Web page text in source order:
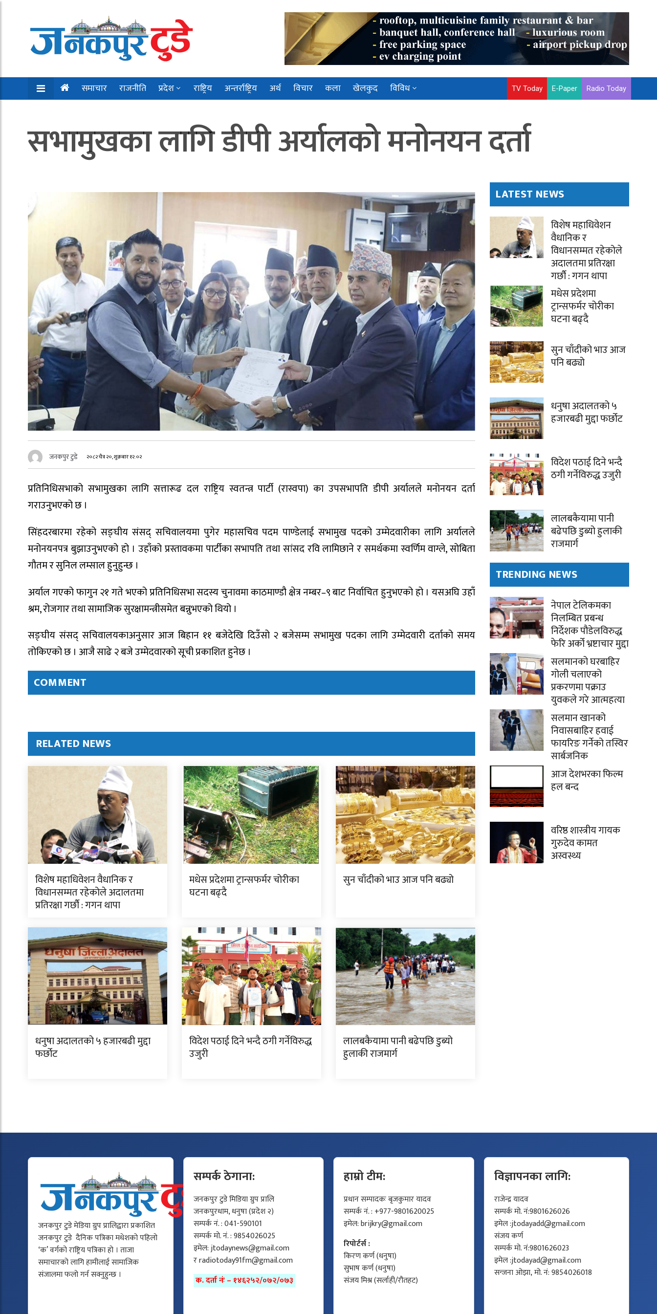
समाचार राजनीति प्रदेश राष्ट्रिय अन्तर्राष्ट्रिय अर्थ विचार कला खेलकुद विविध TV Today E-Paper Radio Today
सभामुखका लागि डीपी अर्यालको मनोनयन दर्ता
जनकपुर टुडे २०८२ चैत्र २०, शुक्रबार १२:०२
प्रतिनिधिसभाको सभामुखका लागि सत्तारूढ दल राष्ट्रिय स्वतन्त्र पार्टी (रास्वपा) का उपसभापति डीपी अर्यालले मनोनयन दर्ता
गराउनुभएको छ ।
सिंहदरबारमा रहेको सङ्घीय संसद् सचिवालयमा पुगेर महासचिव पदम पाण्डेलाई सभामुख पदको उम्मेदवारीका लागि अर्यालले
मनोनयनपत्र बुझाउनुभएको हो । उहाँको प्रस्तावकमा पार्टीका सभापति तथा सांसद रवि लामिछाने र समर्थकमा स्वर्णिम वाग्ले, सोबिता
गौतम र सुनिल लम्साल हुनुहुन्छ ।
अर्याल गएको फागुन २१ गते भएको प्रतिनिधिसभा सदस्य चुनावमा काठमाण्डौ क्षेत्र नम्बर–९ बाट निर्वाचित हुनुभएको हो । यसअघि उहाँ
श्रम, रोजगार तथा सामाजिक सुरक्षामन्त्रीसमेत बन्नुभएको थियो ।
सङ्घीय संसद् सचिवालयकाअनुसार आज बिहान ११ बजेदेखि दिउँसो २ बजेसम्म सभामुख पदका लागि उम्मेदवारी दर्ताको समय
तोकिएको छ । आजै साढे २ बजे उम्मेदवारको सूची प्रकाशित हुनेछ ।
COMMENT
RELATED NEWS
विशेष महाधिवेशन वैधानिक र
विधानसम्मत रहेकोले अदालतमा
प्रतिरक्षा गर्छौ : गगन थापा
मधेस प्रदेशमा ट्रान्सफर्मर चोरीका
घटना बढ्दै
सुन चाँदीको भाउ आज पनि बढ्यो
धनुषा अदालतको ५ हजारबढी मुद्दा
फर्छोट
विदेश पठाई दिने भन्दै ठगी गर्नेविरुद्ध
उजुरी
लालबकैयामा पानी बढेपछि डुब्यो
हुलाकी राजमार्ग
LATEST NEWS
विशेष महाधिवेशन
वैधानिक र
विधानसम्मत रहेकोले
अदालतमा प्रतिरक्षा
गर्छौ : गगन थापा
मधेस प्रदेशमा
ट्रान्सफर्मर चोरीका
घटना बढ्दै
सुन चाँदीको भाउ आज
पनि बढ्यो
धनुषा अदालतको ५
हजारबढी मुद्दा फर्छोट
विदेश पठाई दिने भन्दै
ठगी गर्नेविरुद्ध उजुरी
लालबकैयामा पानी
बढेपछि डुब्यो हुलाकी
राजमार्ग
TRENDING NEWS
नेपाल टेलिकमका
निलम्बित प्रबन्ध
निर्देशक पौडेलविरुद्ध
फेरि अर्को भ्रष्टाचार मुद्दा
सलमानको घरबाहिर
गोली चलाएको
प्रकरणमा पक्राउ
युवकले गरे आत्महत्या
सलमान खानको
निवासबाहिर हवाई
फायरिङ गर्नेको तस्विर
सार्बजनिक
आज देशभरका फिल्म
हल बन्द
वरिष्ठ शास्त्रीय गायक
गुरुदेव कामत
अस्वस्थ्य
जनकपुर टुडे मेडिया ग्रुप प्रालिद्वारा प्रकाशित
जनकपुर टुडे दैनिक पत्रिका मधेशको पहिलो
‘क’ वर्गको राष्ट्रिय पत्रिका हो । ताजा
समाचारको लागि हामीलाई सामाजिक
संजालमा फलो गर्न सक्नुहुन्छ ।
सम्पर्क ठेगाना:
जनकपुर टुडे मिडिया ग्रुप प्रालि
जनकपुरधाम, धनुषा (प्रदेश २)
सम्पर्क नं. : 041-590101
सम्पर्क मो. नं. : 9854026025
इमेल:jtodaynews@gmail.com
रradiotoday91fm@gmail.com
क. दर्ता नंः – १४६२५२/०७२/०७३
हाम्रो टीम:
प्रधान सम्पादकः बृजकुमार यादव
सम्पर्क नं. : +977-9801620025
इमेल:brijkry@gmail.com
रिपोर्टर्स :
किरण कर्ण (धनुषा)
सुभाष कर्ण (धनुषा)
संजय मिश्र (सर्लाही/रौतहट)
विज्ञापनका लागि:
राजेन्द्र यादव
सम्पर्क मो. नं:9801626026
इमेल :jtodayadd@gmail.com
संजय कर्ण
सम्पर्क मो. नं:9801626023
इमेल :jtodayad@gmail.com
सन्जना ओझा, मो. नं: 9854026018